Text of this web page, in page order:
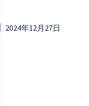
2024年12月27日